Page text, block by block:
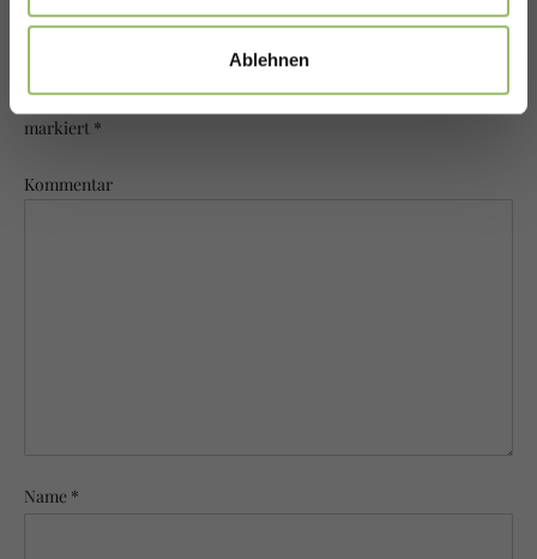
Ablehnen
Eine Antwort hinterlassen
Ihre E-Mail-Adresse wird nicht veröffentlicht. Pflichtfelder sind
markiert *
Kommentar
Name *